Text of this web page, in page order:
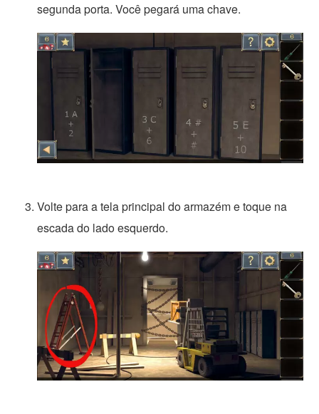
segunda porta. Você pegará uma chave.
Volte para a tela principal do armazém e toque na
escada do lado esquerdo.